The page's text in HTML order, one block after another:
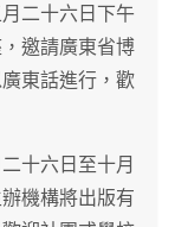
二十六日下午
邀請廣東省博
東話進行，歡
十六日至十月
機構將出版有